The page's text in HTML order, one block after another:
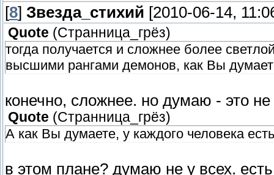
[8] Звезда_стихий [2010-06-14,
Quote (Странница_грёз)
тогда получается и сложнее более
высшими рангами демонов, как Вы
конечно, сложнее. но думаю - это
Quote (Странница_грёз)
А как Вы думаете, у каждого человека
в этом плане? думаю не у всех.